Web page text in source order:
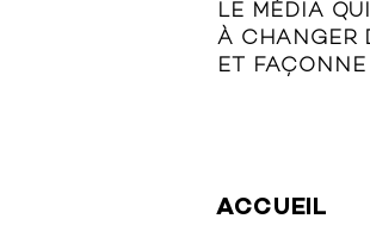
LE MÉDIA
À CHANGER
ET
ACCUEIL